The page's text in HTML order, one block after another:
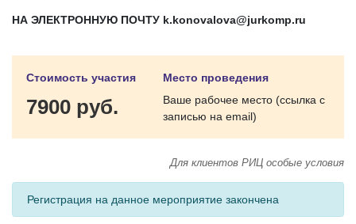
НА ЭЛЕКТРОННУЮ ПОЧТУ k.konovalova@jurkomp.ru
Стоимость участия
7900 руб.
Место проведения
Ваше рабочее место (ссылка с
записью на email)
Для клиентов РИЦ особые условия
Регистрация на данное мероприятие закончена